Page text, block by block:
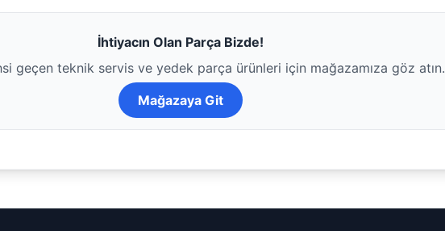
İhtiyacın Olan Parça Bizde!
geçen teknik servis ve yedek parça ürünleri için mağazamıza göz atın.
Mağazaya Git